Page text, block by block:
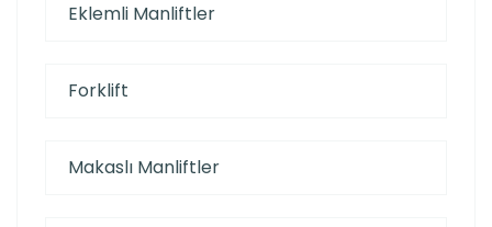
Eklemli Manliftler
Forklift
Makaslı Manliftler